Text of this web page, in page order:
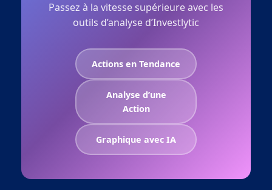
Passez à la vitesse supérieure avec les
outils d’analyse d’Investlytic
Actions en Tendance
Analyse d’une
Action
Graphique avec IA